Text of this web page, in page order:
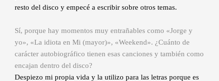
resto del disco y empecé a escribir sobre otros temas.
Sí, porque hay momentos muy entrañables como «Jorge y
yo», «La idiota en Mi (mayor)», «Weekend». ¿Cuánto de
carácter autobiográfico tienen esas canciones y también como
encajan dentro del disco?
Despiezo mi propia vida y la utilizo para las letras porque es